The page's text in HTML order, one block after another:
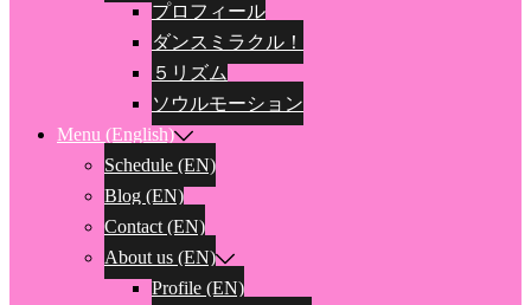
プロフィール
ダンスミラクル！
５リズム
ソウルモーション
Menu (English)
Schedule (EN)
Blog (EN)
Contact (EN)
About us (EN)
Profile (EN)